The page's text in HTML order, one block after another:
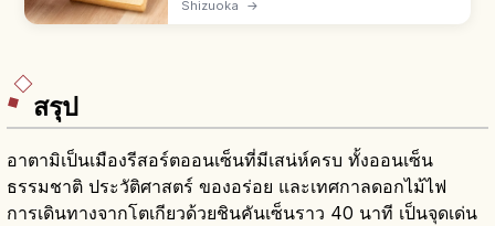
Shizuoka →
สรุป
อาตามิเป็นเมืองรีสอร์ตออนเซ็นที่มีเสน่ห์ครบ ทั้งออนเซ็น
ธรรมชาติ ประวัติศาสตร์ ของอร่อย และเทศกาลดอกไม้ไฟ
การเดินทางจากโตเกียวด้วยชินคันเซ็นราว 40 นาที เป็นจุดเด่น